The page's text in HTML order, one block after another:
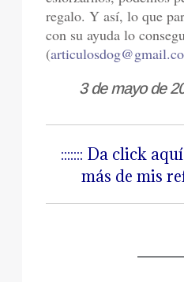
regalo. Y así, lo que
con su ayuda lo
(
3 de mayo de
::::::: Da click
más de mis